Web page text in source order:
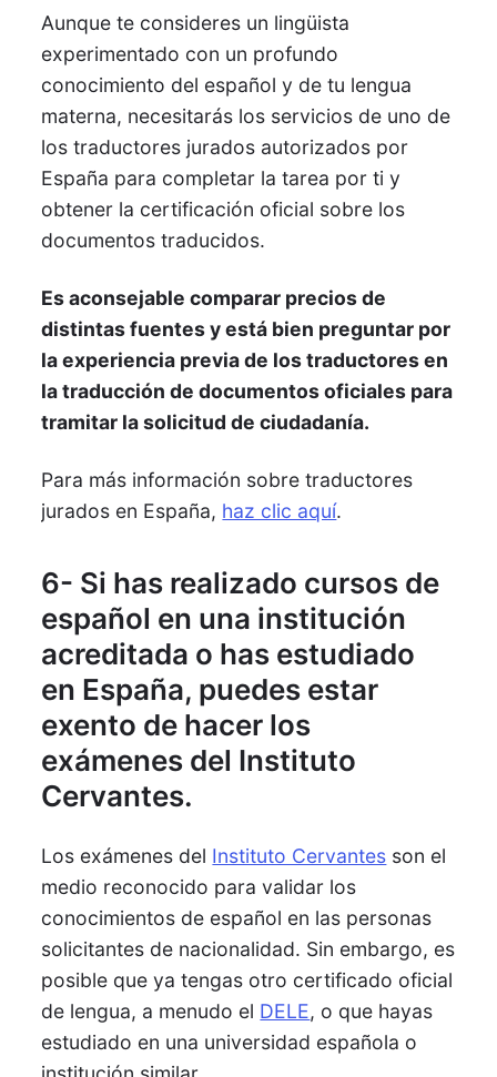
Aunque te consideres un lingüista
experimentado con un profundo
conocimiento del español y de tu lengua
materna, necesitarás los servicios de uno de
los traductores jurados autorizados por
España para completar la tarea por ti y
obtener la certificación oficial sobre los
documentos traducidos.
Es aconsejable comparar precios de
distintas fuentes y está bien preguntar por
la experiencia previa de los traductores en
la traducción de documentos oficiales para
tramitar la solicitud de ciudadanía.
Para más información sobre traductores
jurados en España, haz clic aquí.
6- Si has realizado cursos de
español en una institución
acreditada o has estudiado
en España, puedes estar
exento de hacer los
exámenes del Instituto
Cervantes.
Los exámenes del Instituto Cervantes son el
medio reconocido para validar los
conocimientos de español en las personas
solicitantes de nacionalidad. Sin embargo, es
posible que ya tengas otro certificado oficial
de lengua, a menudo el DELE, o que hayas
estudiado en una universidad española o